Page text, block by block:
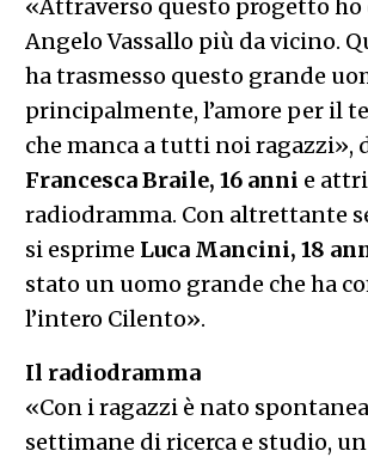
«Attraverso questo progetto
Angelo Vassallo più da vicino.
ha trasmesso questo grande
principalmente, l’amore per il
che manca a tutti noi ragazzi»,
Francesca Braile, 16 anni e
radiodramma. Con altrettante
si esprime Luca Mancini, 18
stato un uomo grande che ha
l’intero Cilento».
Il radiodramma
«Con i ragazzi è nato
settimane di ricerca e studio,